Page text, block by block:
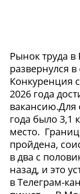
Рынок труда
развернулся
Конкуренция
2026 года
вакансию.Для
года было 3,1
место.
пройдена,
в два с
назад, и это
в Телеграм-